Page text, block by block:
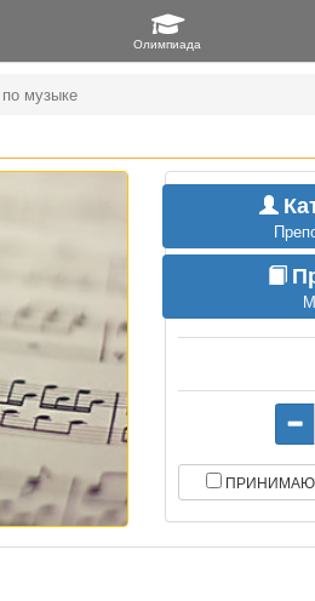
музыке
ПРИНИМАЮ